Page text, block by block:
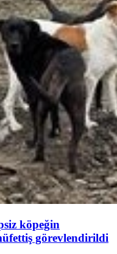
köpeğin
görevlendirildi